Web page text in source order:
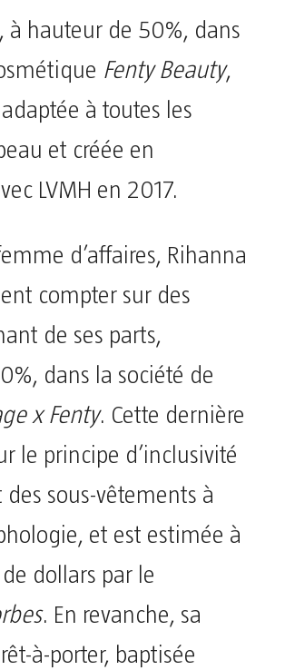
à hauteur de 50%, dans
Fenty Beauty,
à toutes les
et créée en
LVMH en 2017.
d’affaires, Rihanna
compter sur des
de ses parts,
dans la société de
x Fenty. Cette dernière
le principe d’inclusivité
des sous-vêtements à
et est estimée à
dollars par le
. En revanche, sa
à-porter, baptisée